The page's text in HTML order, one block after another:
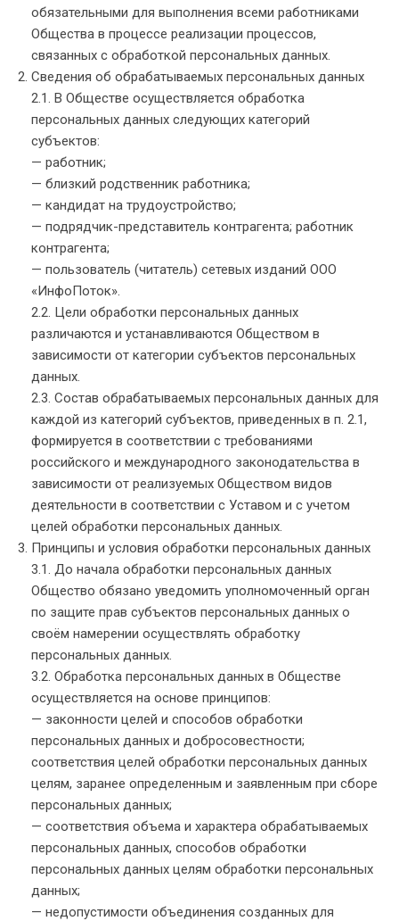
обязательными для выполнения всеми работниками
Общества в процессе реализации процессов,
связанных с обработкой персональных данных.
Сведения об обрабатываемых персональных данных
2.1. В Обществе осуществляется обработка
персональных данных следующих категорий
субъектов:
— работник;
— близкий родственник работника;
— кандидат на трудоустройство;
— подрядчик-представитель контрагента; работник
контрагента;
— пользователь (читатель) сетевых изданий ООО
«ИнфоПоток».
2.2. Цели обработки персональных данных
различаются и устанавливаются Обществом в
зависимости от категории субъектов персональных
данных.
2.3. Состав обрабатываемых персональных данных для
каждой из категорий субъектов, приведенных в п. 2.1,
формируется в соответствии с требованиями
российского и международного законодательства в
зависимости от реализуемых Обществом видов
деятельности в соответствии с Уставом и с учетом
целей обработки персональных данных.
Принципы и условия обработки персональных данных
3.1. До начала обработки персональных данных
Общество обязано уведомить уполномоченный орган
по защите прав субъектов персональных данных о
своём намерении осуществлять обработку
персональных данных.
3.2. Обработка персональных данных в Обществе
осуществляется на основе принципов:
— законности целей и способов обработки
персональных данных и добросовестности;
соответствия целей обработки персональных данных
целям, заранее определенным и заявленным при сборе
персональных данных;
— соответствия объема и характера обрабатываемых
персональных данных, способов обработки
персональных данных целям обработки персональных
данных;
— недопустимости объединения созданных для